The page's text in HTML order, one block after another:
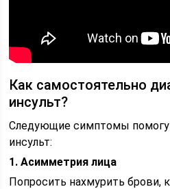
Как самостоятельно
инсульт?
Следующие симптомы
инсульт:
1. Асимметрия лица
Попросить нахмурить брови,